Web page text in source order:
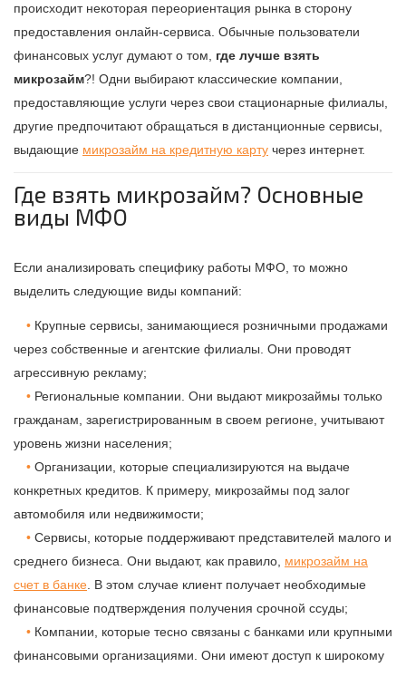
происходит некоторая переориентация рынка в сторону
предоставления онлайн-сервиса. Обычные пользователи
финансовых услуг думают о том, где лучше взять
микрозайм?! Одни выбирают классические компании,
предоставляющие услуги через свои стационарные филиалы,
другие предпочитают обращаться в дистанционные сервисы,
выдающие микрозайм на кредитную карту через интернет.
Где взять микрозайм? Основные
виды МФО
Если анализировать специфику работы МФО, то можно
выделить следующие виды компаний:
Крупные сервисы, занимающиеся розничными продажами
через собственные и агентские филиалы. Они проводят
агрессивную рекламу;
Региональные компании. Они выдают микрозаймы только
гражданам, зарегистрированным в своем регионе, учитывают
уровень жизни населения;
Организации, которые специализируются на выдаче
конкретных кредитов. К примеру, микрозаймы под залог
автомобиля или недвижимости;
Сервисы, которые поддерживают представителей малого и
среднего бизнеса. Они выдают, как правило, микрозайм на
счет в банке . В этом случае клиент получает необходимые
финансовые подтверждения получения срочной ссуды;
Компании, которые тесно связаны с банками или крупными
финансовыми организациями. Они имеют доступ к широкому